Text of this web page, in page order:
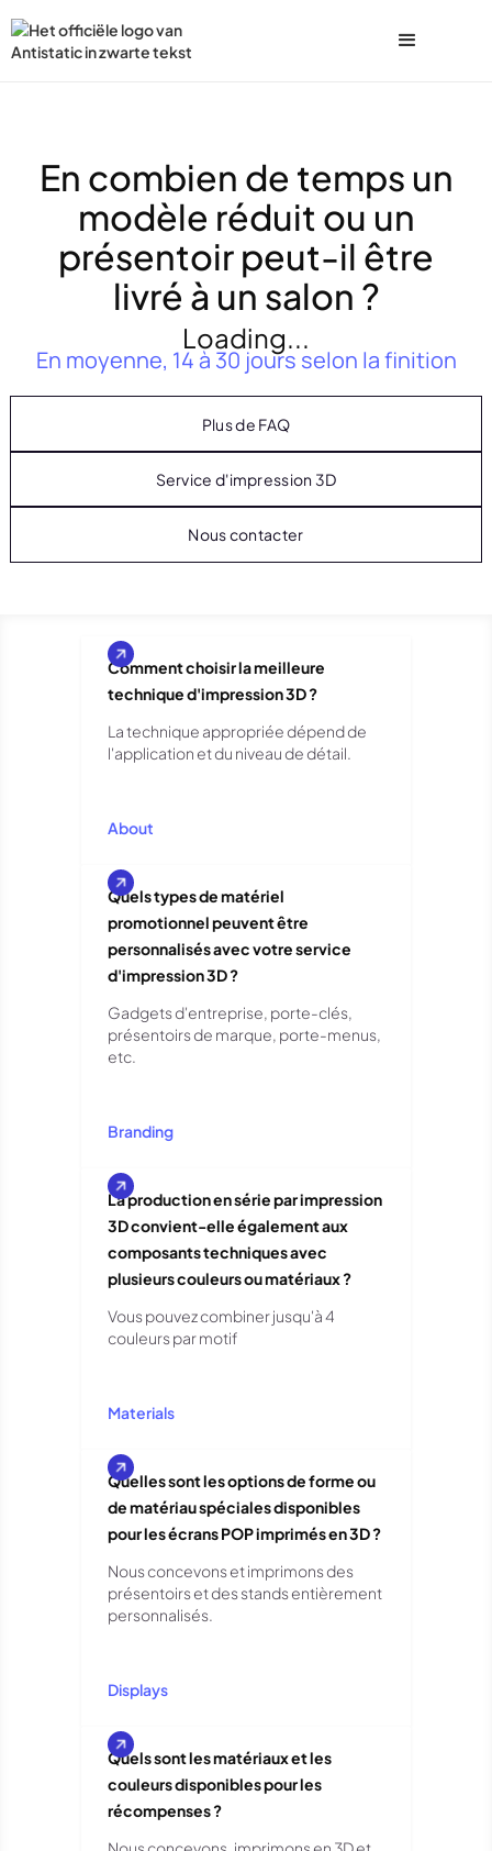
En combien de temps un
modèle réduit ou un
présentoir peut-il être
livré à un salon ?
Loading...
En moyenne, 14 à 30 jours selon la finition
Plus de FAQ
Service d'impression 3D
Nous contacter
Comment choisir la meilleure
technique d'impression 3D ?
La technique appropriée dépend de
l'application et du niveau de détail.
About
Quels types de matériel
promotionnel peuvent être
personnalisés avec votre service
d'impression 3D ?
Gadgets d'entreprise, porte-clés,
présentoirs de marque, porte-menus,
etc.
Branding
La production en série par impression
3D convient-elle également aux
composants techniques avec
plusieurs couleurs ou matériaux ?
Vous pouvez combiner jusqu'à 4
couleurs par motif
Materials
Quelles sont les options de forme ou
de matériau spéciales disponibles
pour les écrans POP imprimés en 3D ?
Nous concevons et imprimons des
présentoirs et des stands entièrement
personnalisés.
Displays
Quels sont les matériaux et les
couleurs disponibles pour les
récompenses ?